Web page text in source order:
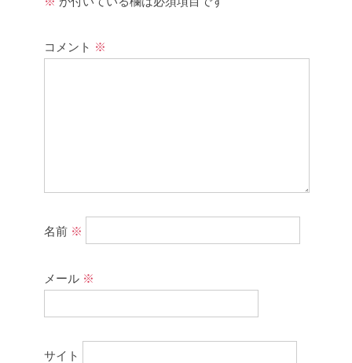
コメント ※
名前 ※
メール ※
サイト